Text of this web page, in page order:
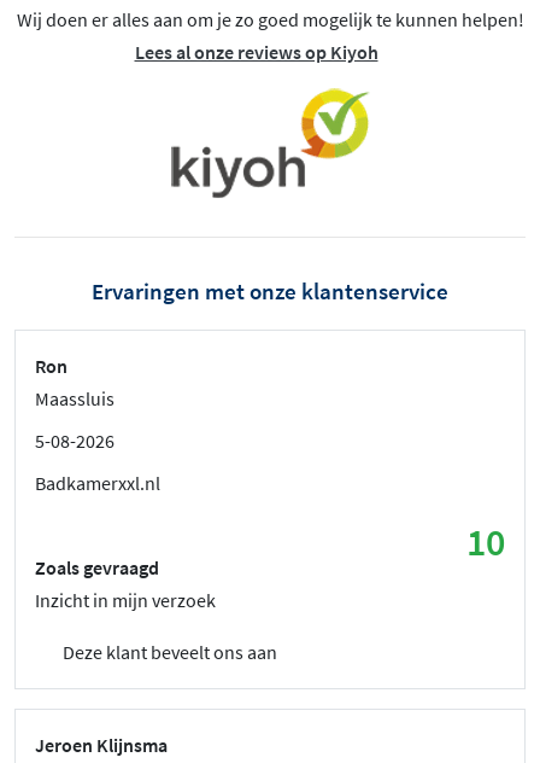
Wij doen er alles aan om je zo goed mogelijk te kunnen helpen!
Lees al onze reviews op Kiyoh
Ervaringen met onze klantenservice
Ron
Maassluis
5-08-2026
Badkamerxxl.nl
10
Zoals gevraagd
Inzicht in mijn verzoek
Deze klant beveelt ons aan
Jeroen Klijnsma